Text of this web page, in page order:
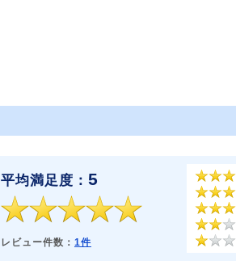
平均満足度： 5
レビュー件数： 1件